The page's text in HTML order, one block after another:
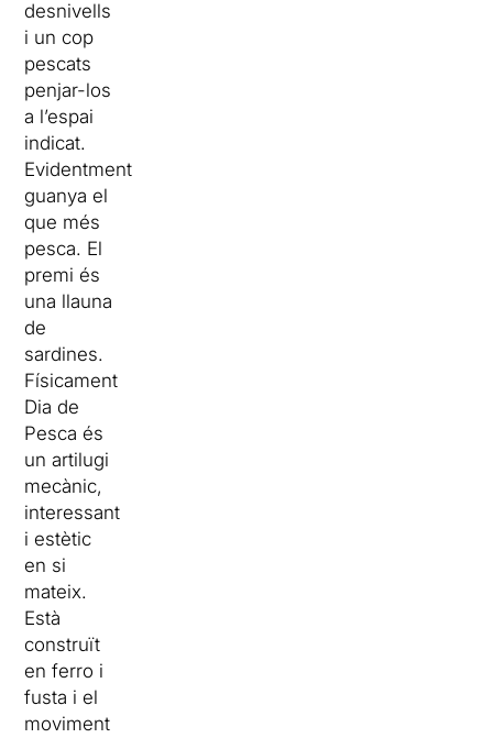
desnivells
i un cop
pescats
penjar-los
a l’espai
indicat.
Evidentment
guanya el
que més
pesca. El
premi és
una llauna
de
sardines.
Físicament
Dia de
Pesca és
un artilugi
mecànic,
interessant
i estètic
en si
mateix.
Està
construït
en ferro i
fusta i el
moviment